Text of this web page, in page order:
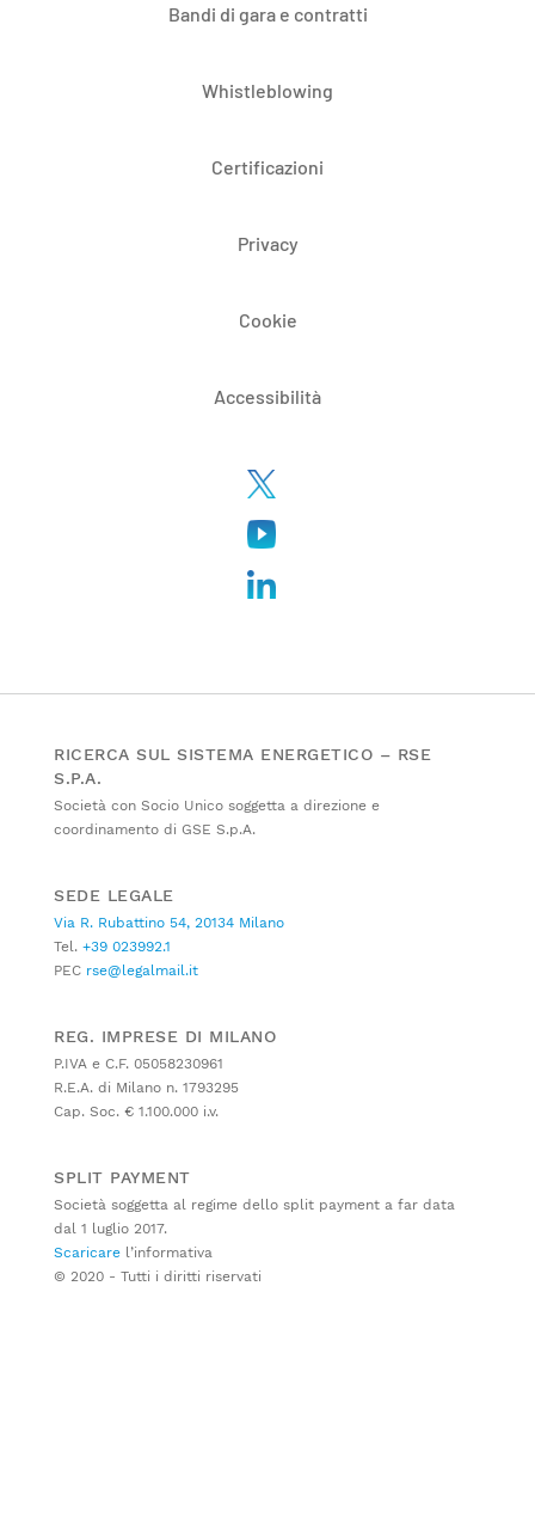
Bandi di gara e contratti
Whistleblowing
Certificazioni
Privacy
Cookie
Accessibilità
RICERCA SUL SISTEMA ENERGETICO – RSE
S.P.A.
Società con Socio Unico soggetta a direzione e
coordinamento di GSE S.p.A.
SEDE LEGALE
Via R. Rubattino 54, 20134 Milano
Tel. +39 023992.1
PEC rse@legalmail.it
REG. IMPRESE DI MILANO
P.IVA e C.F. 05058230961
R.E.A. di Milano n. 1793295
Cap. Soc. € 1.100.000 i.v.
SPLIT PAYMENT
Società soggetta al regime dello split payment a far data
dal 1 luglio 2017.
Scaricare l’informativa
© 2020 - Tutti i diritti riservati